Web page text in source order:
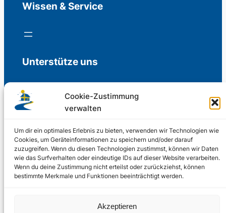
Cookie-Zustimmung
verwalten
Um dir ein optimales Erlebnis zu bieten, verwenden wir Technologien wie
Cookies, um Geräteinformationen zu speichern und/oder darauf
zuzugreifen. Wenn du diesen Technologien zustimmst, können wir Daten
wie das Surfverhalten oder eindeutige IDs auf dieser Website verarbeiten.
Wenn du deine Zustimmung nicht erteilst oder zurückziehst, können
bestimmte Merkmale und Funktionen beeinträchtigt werden.
Akzeptieren
Wissen & Service
Unterstütze uns
Freiwillige Spenden für die Aufrechterhaltung
Support us
© 2002 – 2026